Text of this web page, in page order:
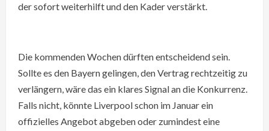
der sofort weiterhilft und den Kader verstärkt.
Die kommenden Wochen dürften entscheidend sein.
Sollte es den Bayern gelingen, den Vertrag rechtzeitig zu
verlängern, wäre das ein klares Signal an die Konkurrenz.
Falls nicht, könnte Liverpool schon im Januar ein
offizielles Angebot abgeben oder zumindest eine